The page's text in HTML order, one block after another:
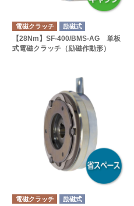
電磁クラッチ 励磁式
【28Nm】SF-400/BMS-AG 単板
式電磁クラッチ（励磁作動形）
電磁クラッチ 励磁式